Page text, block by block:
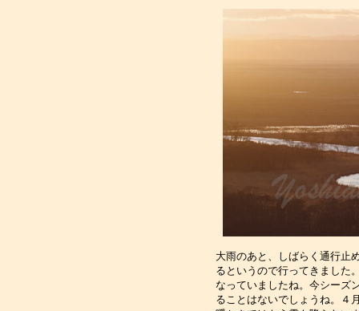
大雨のあと、しばらく通行止
るというので行ってきました
なっていましたね。今シーズ
ることはないでしょうね。４